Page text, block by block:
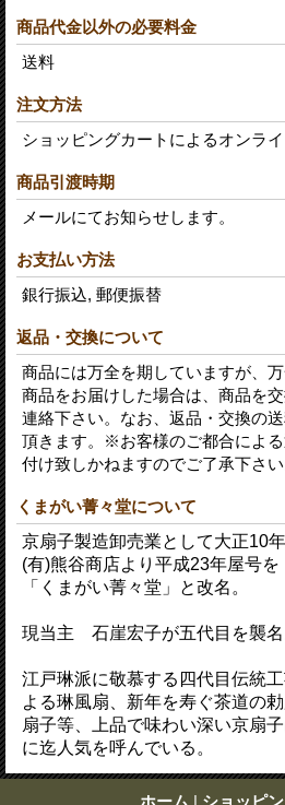
商品代金以外の必要料金
送料
注文方法
ショッピングカートによるオンラ
商品引渡時期
メールにてお知らせします。
お支払い方法
銀行振込, 郵便振替
返品・交換について
商品には万全を期していますが、
商品をお届けした場合は、商品を
連絡下さい。なお、返品・交換の
頂きます。※お客様のご都合によ
付け致しかねますのでご了承下さい
くまがい菁々堂について
京扇子製造卸売業として大正10年
(有)熊谷商店より平成23年屋号を
「くまがい菁々堂」と改名。
現当主 石崖宏子が五代目を襲名
江戸琳派に敬慕する四代目伝統
よる琳風扇、新年を寿ぐ茶道の
扇子等、上品で味わい深い京扇
に迄人気を呼んでいる。
ホーム | ショッピ